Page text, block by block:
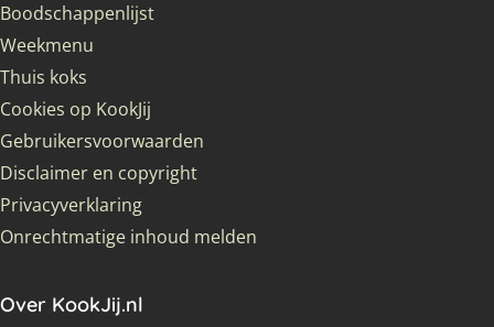
Boodschappenlijst
Weekmenu
Thuis koks
Cookies op KookJij
Gebruikersvoorwaarden
Disclaimer en copyright
Privacyverklaring
Onrechtmatige inhoud melden
Over KookJij.nl